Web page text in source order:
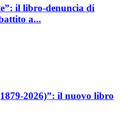
il libro-denuncia di
a...
2026)”: il nuovo libro